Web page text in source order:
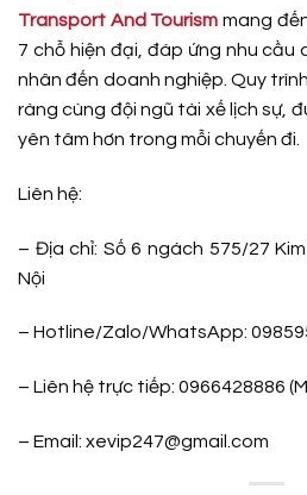
Transport And Tourismmang
7 chỗ hiện đại, đáp ứng nhu cầu
nhân đến doanh nghiệp. Quy
ràng cùng đội ngũ tài xế lịch sự,
yên tâm hơn trong mỗi chuyến đi.
Liên hệ:
– Địa chỉ: Số 6 ngách 575/27 Kim
Nội
– Hotline/Zalo/WhatsApp:
– Liên hệ trực tiếp: 0966428886
– Email: xevip247@gmail.com